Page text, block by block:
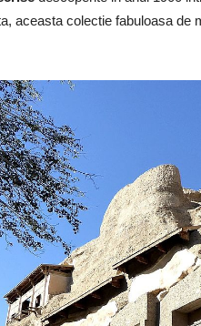
aceasta colectie fabuloasa de